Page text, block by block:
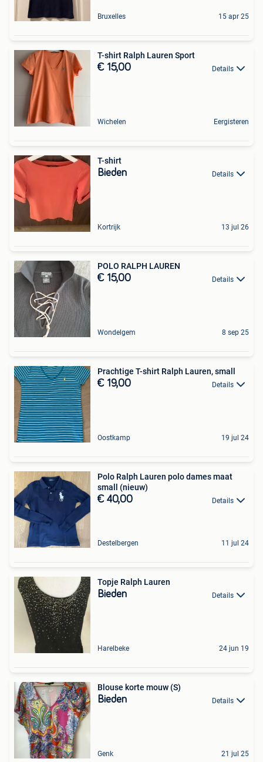
Bruxelles 15 apr 25
T-shirt Ralph Lauren Sport
€ 15,00 Details
Wichelen Eergisteren
T-shirt
Bieden Details
Kortrijk 13 jul 26
POLO RALPH LAUREN
€ 15,00 Details
Wondelgem 8 sep 25
Prachtige T-shirt Ralph Lauren, small
€ 19,00 Details
Oostkamp 19 jul 24
Polo Ralph Lauren polo dames maat
small (nieuw)
€ 40,00 Details
Destelbergen 11 jul 24
Topje Ralph Lauren
Bieden Details
Harelbeke 24 jun 19
Blouse korte mouw (S)
Bieden Details
Genk 21 jul 25